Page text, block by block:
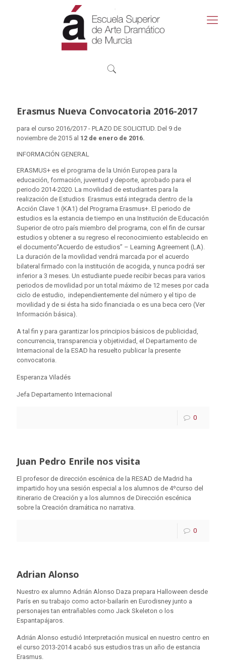
Erasmus Nueva Convocatoria 2016-2017
para el curso 2016/2017 - PLAZO DE SOLICITUD. Del 9 de
noviembre de 2015 al 12 de enero de 2016.
INFORMACIÓN GENERAL
ERASMUS+ es el programa de la Unión Europea para la
educación, formación, juventud y deporte, aprobado para el
periodo 2014-2020. La movilidad de estudiantes para la
realización de Estudios Erasmus está integrada dentro de la
Acción Clave 1 (KA1) del Programa Erasmus+. El periodo de
estudios es la estancia de tiempo en una Institución de Educación
Superior de otro país miembro del programa, con el fin de cursar
estudios y obtener a su regreso el reconocimiento establecido en
el documento“Acuerdo de estudios” – Learning Agreement (LA).
La duración de la movilidad vendrá marcada por el acuerdo
bilateral firmado con la institución de acogida, y nunca podrá ser
inferior a 3 meses. Un estudiante puede recibir becas para varios
periodos de movilidad por un total máximo de 12 meses por cada
ciclo de estudio, independientemente del número y el tipo de
movilidad y de si ésta ha sido financiada o es una beca cero (Ver
Información básica).
A tal fin y para garantizar los principios básicos de publicidad,
concurrencia, transparencia y objetividad, el Departamento de
Internacional de la ESAD ha resuelto publicar la presente
convocatoria.
Esperanza Viladés
Jefa Departamento Internacional
0
Juan Pedro Enrile nos visita
El profesor de dirección escénica de la RESAD de Madrid ha
impartido hoy una sesión especial a los alumnos de 4ºcurso del
itinerario de Creación y a los alumnos de Dirección escénica
sobre la Creación dramática no narrativa.
0
Adrian Alonso
Nuestro ex alumno Adrián Alonso Daza prepara Halloween desde
París en su trabajo como actor-bailarín en Eurodisney junto a
personajes tan entrañables como Jack Skeleton o los
Espantapájaros.
Adrián Alonso estudió Interpretación musical en nuestro centro en
el curso 2013-2014 acabó sus estudios tras un año de estancia
Erasmus.